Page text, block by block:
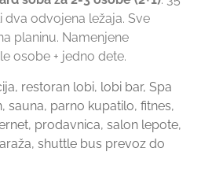
dva odvojena ležaja. Sve
planinu. Namenjene
osobe + jedno dete.
restoran lobi, lobi bar, Spa
sauna, parno kupatilo, fitnes,
prodavnica, salon lepote,
shuttle bus prevoz do